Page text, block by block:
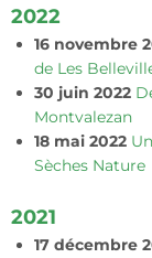
2022
16 novembre
de Les
30 juin 2022
Montvalezan
18 mai 2022
Sèches Nature
2021
17 décembre